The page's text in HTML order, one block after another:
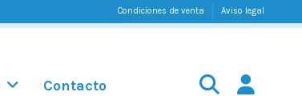
Condiciones de venta Aviso legal
Contacto